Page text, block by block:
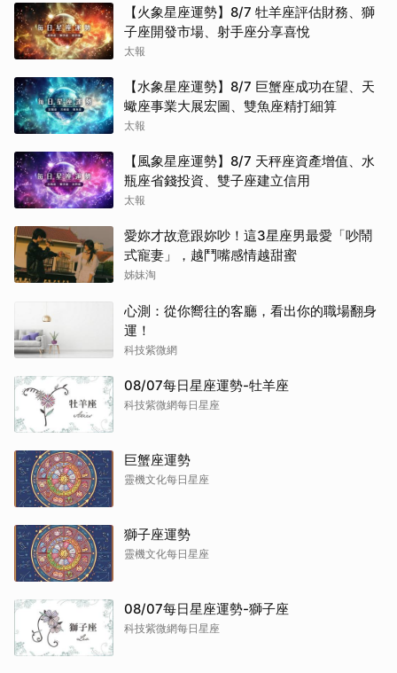
【火象星座運勢】8/7 牡羊座評估財務、獅
子座開發市場、射手座分享喜悅
太報
【水象星座運勢】8/7 巨蟹座成功在望、天
蠍座事業大展宏圖、雙魚座精打細算
太報
【風象星座運勢】8/7 天秤座資產增值、水
瓶座省錢投資、雙子座建立信用
太報
愛妳才故意跟妳吵！這3星座男最愛「吵鬧
式寵妻」，越鬥嘴感情越甜蜜
姊妹淘
心測：從你嚮往的客廳，看出你的職場翻身
運！
科技紫微網
08/07每日星座運勢-牡羊座
科技紫微網每日星座
巨蟹座運勢
靈機文化每日星座
獅子座運勢
靈機文化每日星座
08/07每日星座運勢-獅子座
科技紫微網每日星座